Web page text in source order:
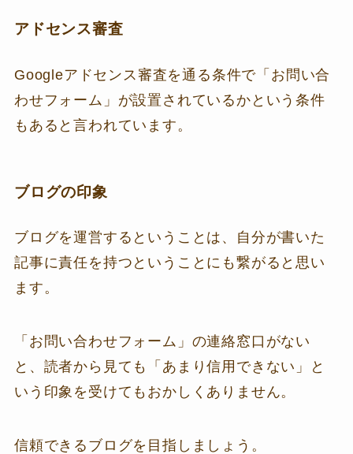
アドセンス審査
Googleアドセンス審査を通る条件で「お問い合
わせフォーム」が設置されているかという条件
もあると言われています。
ブログの印象
ブログを運営するということは、自分が書いた
記事に責任を持つということにも繋がると思い
ます。
「お問い合わせフォーム」の連絡窓口がない
と、読者から見ても「あまり信用できない」と
いう印象を受けてもおかしくありません。
信頼できるブログを目指しましょう。